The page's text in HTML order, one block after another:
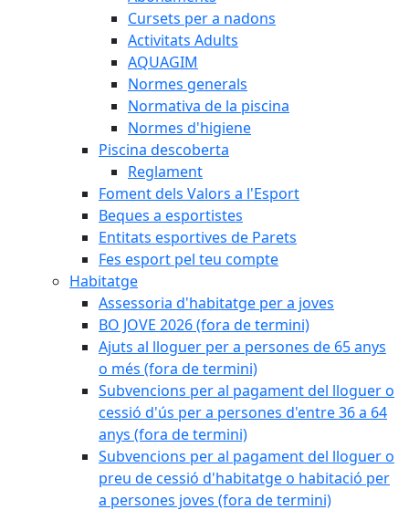
Cursets per a nadons
Activitats Adults
AQUAGIM
Normes generals
Normativa de la piscina
Normes d'higiene
Piscina descoberta
Reglament
Foment dels Valors a l'Esport
Beques a esportistes
Entitats esportives de Parets
Fes esport pel teu compte
Habitatge
Assessoria d'habitatge per a joves
BO JOVE 2026 (fora de termini)
Ajuts al lloguer per a persones de 65 anys
o més (fora de termini)
Subvencions per al pagament del lloguer o
cessió d'ús per a persones d'entre 36 a 64
anys (fora de termini)
Subvencions per al pagament del lloguer o
preu de cessió d'habitatge o habitació per
a persones joves (fora de termini)